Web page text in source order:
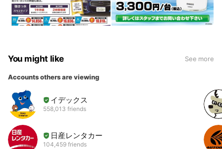
You might like See more
Accounts others are viewing
イデックス
558,013 friends
日産レンタカー
104,459 friends